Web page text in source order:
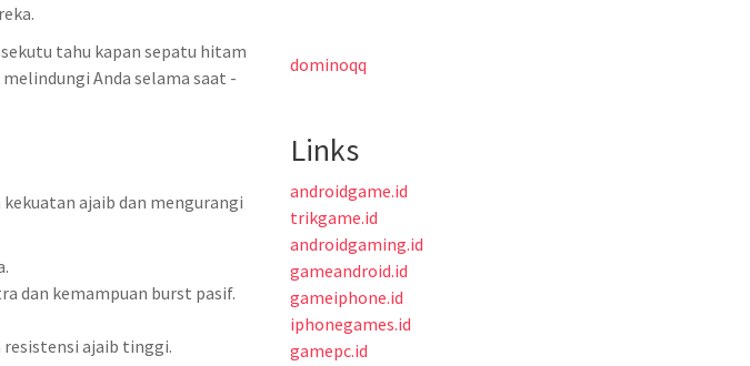
tahu kapan sepatu hitam
Anda selama saat -
ajaib dan mengurangi
dan kemampuan burst pasif.
ajaib tinggi.
dominoqq
Links
androidgame.id
trikgame.id
androidgaming.id
gameandroid.id
gameiphone.id
iphonegames.id
gamepc.id